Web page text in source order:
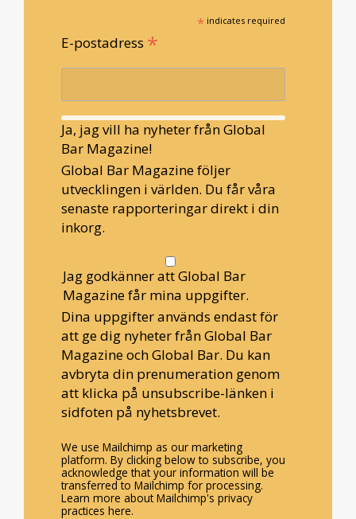
* indicates required
E-postadress *
Ja, jag vill ha nyheter från Global
Bar Magazine!
Global Bar Magazine följer
utvecklingen i världen. Du får våra
senaste rapporteringar direkt i din
inkorg.
Jag godkänner att Global Bar
Magazine får mina uppgifter.
Dina uppgifter används endast för
att ge dig nyheter från Global Bar
Magazine och Global Bar. Du kan
avbryta din prenumeration genom
att klicka på unsubscribe-länken i
sidfoten på nyhetsbrevet.
We use Mailchimp as our marketing
platform. By clicking below to subscribe, you
acknowledge that your information will be
transferred to Mailchimp for processing.
Learn more about Mailchimp's privacy
practices here.